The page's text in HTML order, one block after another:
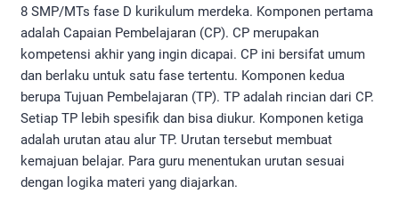
8 SMP/MTs fase D kurikulum merdeka. Komponen pertama
adalah Capaian Pembelajaran (CP). CP merupakan
kompetensi akhir yang ingin dicapai. CP ini bersifat umum
dan berlaku untuk satu fase tertentu. Komponen kedua
berupa Tujuan Pembelajaran (TP). TP adalah rincian dari CP.
Setiap TP lebih spesifik dan bisa diukur. Komponen ketiga
adalah urutan atau alur TP. Urutan tersebut membuat
kemajuan belajar. Para guru menentukan urutan sesuai
dengan logika materi yang diajarkan.